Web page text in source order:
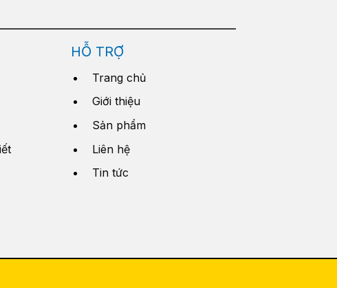
HỖ TRỢ
Trang chủ
Giới thiệu
Sản phẩm
Liên hệ
Tin tức